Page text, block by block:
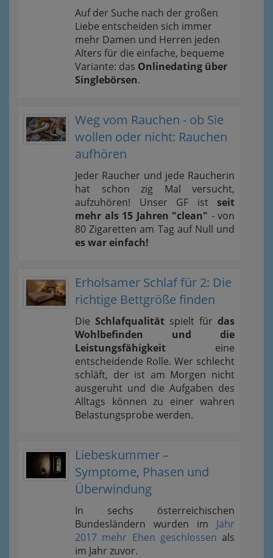
Auf der Suche nach der großen
Liebe entscheiden sich immer
mehr Damen und Herren jeden
Alters für die einfache, bequeme
Variante: das Onlinedating über
Singlebörsen.
Weg vom Rauchen - ob Sie
wollen oder nicht: Rauchen
aufhören
Jeder Raucher und jede Raucherin
hat schon zig Mal versucht,
aufzuhören! Unser GF ist seit
mehr als 15 Jahren "clean" - von
80 Zigaretten am Tag auf Null und
es war einfach!
Erholsamer Schlaf für 2: Die
richtige Bettgröße finden
Die Schlafqualität spielt für das
Wohlbefinden und die
Leistungsfähigkeit eine
entscheidende Rolle. Wer schlecht
schläft, der ist am Morgen nicht
ausgeruht und die Aufgaben des
Alltags können zu einer wahren
Belastungsprobe werden.
Liebeskummer –
Symptome, Phasen und
Überwindung
In sechs österreichischen
Bundesländern wurden im Jahr
2017 mehr Ehen geschlossen als
im Jahr zuvor.